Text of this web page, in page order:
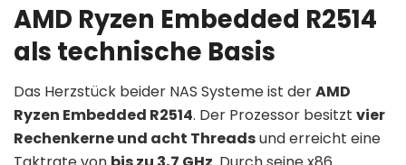
AMD Ryzen Embedded R2514
als technische Basis
Das Herzstück beider NAS Systeme ist derAMD
Ryzen Embedded R2514. Der Prozessor besitzt vier
Rechenkerne und acht Threadsund erreicht eine